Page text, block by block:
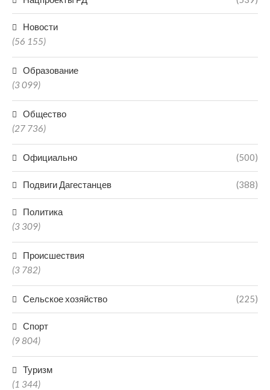
Новости
(56 155)
Образование
(3 099)
Общество
(27 736)
Официально (500)
Подвиги Дагестанцев (388)
Политика
(3 309)
Происшествия
(3 782)
Сельское хозяйство (225)
Спорт
(9 804)
Туризм
(1 344)